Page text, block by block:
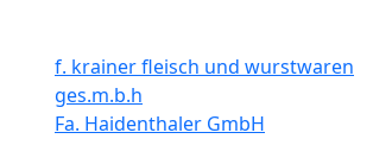
f. krainer fleisch und wurstwaren
ges.m.b.h
Fa. Haidenthaler GmbH